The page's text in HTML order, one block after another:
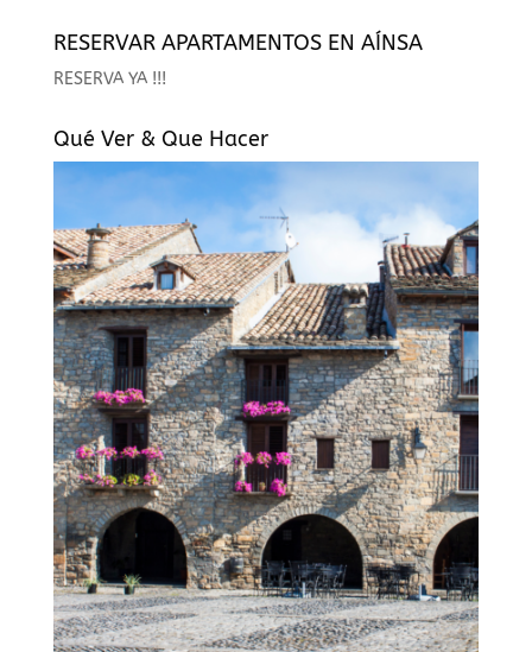
RESERVAR APARTAMENTOS EN AÍNSA
RESERVA YA !!!
Qué Ver & Que Hacer